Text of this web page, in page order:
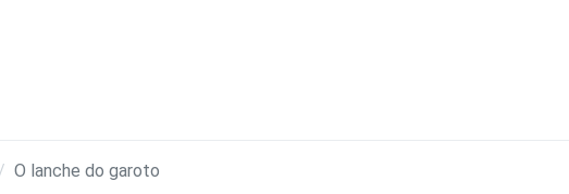
O lanche do garoto